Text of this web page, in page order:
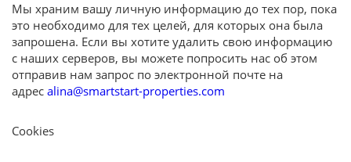
Мы храним вашу личную информацию до тех пор, пока
это необходимо для тех целей, для которых она была
запрошена. Если вы хотите удалить свою информацию
с наших серверов, вы можете попросить нас об этом
отправив нам запрос по электронной почте на
адрес alina@smartstart-properties.com
Cookies